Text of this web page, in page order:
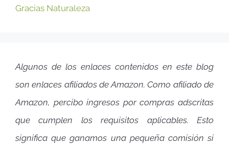
Gracias Naturaleza
Algunos de los enlaces contenidos en este blog
son enlaces afiliados de Amazon. Como afiliado de
Amazon, percibo ingresos por compras adscritas
que cumplen los requisitos aplicables. Esto
significa que ganamos una pequeña comisión si